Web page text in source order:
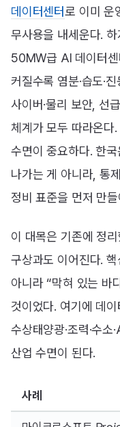
데이터센터로 이미 운
무사용을 내세운다.
50MW급 AI 데이터
커질수록 염분·습도·
사이버·물리 보안, 선
체계가 모두 따라온다
수면이 중요하다. 한
나가는 게 아니라, 통
정비 표준을 먼저 만
이 대목은 기존에 정
구상과도 이어진다. 핵
아니라 “막혀 있는 바
것이었다. 여기에 데
수상태양광·조력·수
산업 수면이 된다.
사례